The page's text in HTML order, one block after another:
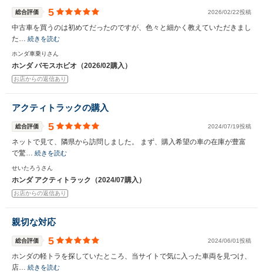
総合評価 5 2026/02/22投稿
中古車を買うのは初めてだったのですが、色々と細かく教えていただきまし
た… 続きを読む
ホンダ車乗りさん
ホンダ バモスホビオ（2026/02購入）
お店からの返信あり
アクティトラックの購入
総合評価 5 2024/07/19投稿
ネットで見て、隣県から訪問しました。 まず、購入希望の車の在庫が豊富
で驚… 続きを読む
せいたろうさん
ホンダ アクティトラック（2024/07購入）
お店からの返信あり
親切な対応
総合評価 5 2024/06/01投稿
ホンダの軽トラを探していたところ、当サイトで気に入った車両を見つけ、
店… 続きを読む